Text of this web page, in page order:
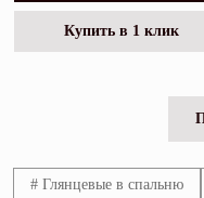
Купить в 1 клик
# Глянцевые в спальню